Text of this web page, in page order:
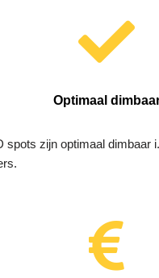
Optimaal
spots zijn optimaal dimbaar